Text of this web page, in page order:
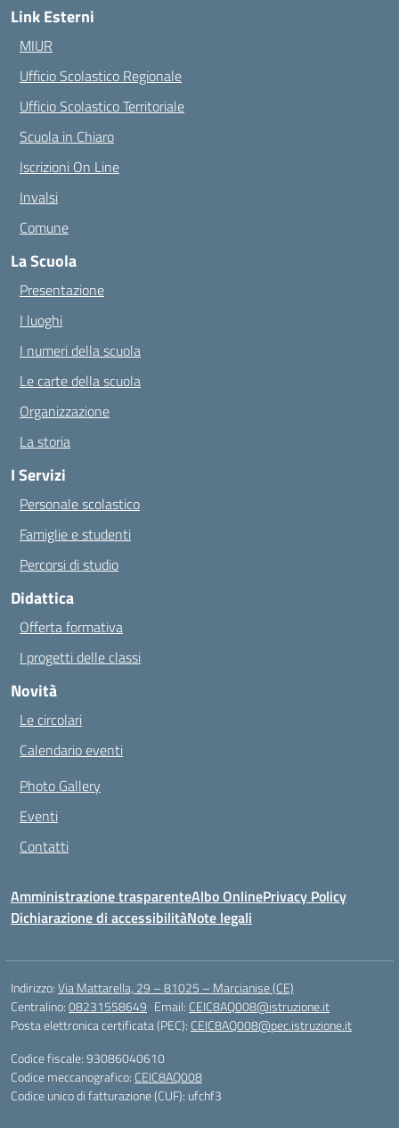
Link Esterni
MIUR
Ufficio Scolastico Regionale
Ufficio Scolastico Territoriale
Scuola in Chiaro
Iscrizioni On Line
Invalsi
Comune
La Scuola
Presentazione
I luoghi
I numeri della scuola
Le carte della scuola
Organizzazione
La storia
I Servizi
Personale scolastico
Famiglie e studenti
Percorsi di studio
Didattica
Offerta formativa
I progetti delle classi
Novità
Le circolari
Calendario eventi
Photo Gallery
Eventi
Contatti
Amministrazione trasparenteAlbo OnlinePrivacy Policy
Dichiarazione di accessibilitàNote legali
Indirizzo:Via Mattarella, 29 – 81025 – Marcianise (CE)
Centralino:08231558649 Email: CEIC8AQ008@istruzione.it
Posta elettronica certificata (PEC): CEIC8AQ008@pec.istruzione.it
Codice fiscale: 93086040610
Codice meccanografico: CEIC8AQ008
Codice unico di fatturazione (CUF): ufchf3